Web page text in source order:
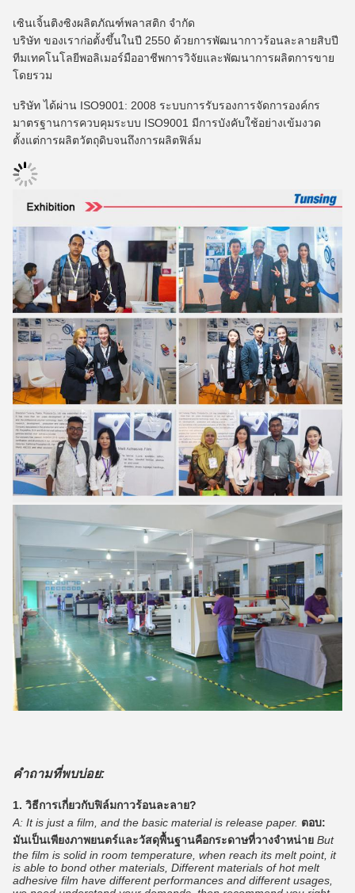
เซินเจิ้นติงซิงผลิตภัณฑ์พลาสติก จำกัด
บริษัท ของเราก่อตั้งขึ้นในปี 2550 ด้วยการพัฒนากาวร้อนละลายสิบปี
ทีมเทคโนโลยีพอลิเมอร์มืออาชีพการวิจัยและพัฒนาการผลิตการขาย
โดยรวม
บริษัท ได้ผ่าน ISO9001: 2008 ระบบการรับรองการจัดการองค์กร
มาตรฐานการควบคุมระบบ ISO9001 มีการบังคับใช้อย่างเข้มงวด
ตั้งแต่การผลิตวัตถุดิบจนถึงการผลิตฟิล์ม
คำถามที่พบบ่อย:
1. วิธีการเกี่ยวกับฟิล์มกาวร้อนละลาย?
A: It is just a film, and the basic material is release paper. ตอบ:
มันเป็นเพียงภาพยนตร์และวัสดุพื้นฐานคือกระดาษที่วางจำหน่าย But
the film is solid in room temperature, when reach its melt point, it
is able to bond other materials, Different materials of hot melt
adhesive film have different performances and different usages,